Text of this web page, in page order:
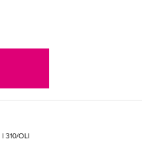
| 310/OLI